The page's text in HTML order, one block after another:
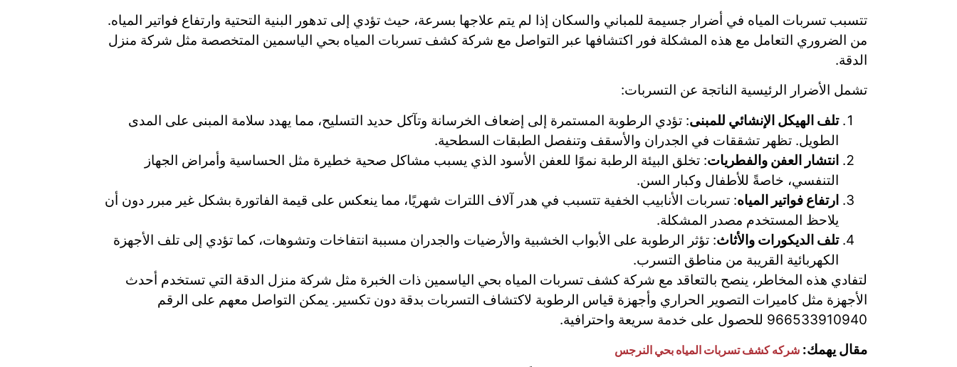
تتسبب تسربات المياه في أضرار جسيمة للمباني والسكان إذا لم يتم علاجها بسرعة، حيث تؤدي إلى تدهور البنية التحتية وارتفاع فواتير المياه.
من الضروري التعامل مع هذه المشكلة فور اكتشافها عبر التواصل مع شركة كشف تسربات المياه بحي الياسمين المتخصصة مثل شركة منزل
الدقة.
تشمل الأضرار الرئيسية الناتجة عن التسربات:
تلف الهيكل الإنشائي للمبنى: تؤدي الرطوبة المستمرة إلى إضعاف الخرسانة وتآكل حديد التسليح، مما يهدد سلامة المبنى على المدى
الطويل. تظهر تشققات في الجدران والأسقف وتنفصل الطبقات السطحية.
انتشار العفن والفطريات: تخلق البيئة الرطبة نموًا للعفن الأسود الذي يسبب مشاكل صحية خطيرة مثل الحساسية وأمراض الجهاز
التنفسي، خاصةً للأطفال وكبار السن.
ارتفاع فواتير المياه: تسربات الأنابيب الخفية تتسبب في هدر آلاف اللترات شهريًا، مما ينعكس على قيمة الفاتورة بشكل غير مبرر دون أن
يلاحظ المستخدم مصدر المشكلة.
تلف الديكورات والأثاث: تؤثر الرطوبة على الأبواب الخشبية والأرضيات والجدران مسببة انتفاخات وتشوهات، كما تؤدي إلى تلف الأجهزة
الكهربائية القريبة من مناطق التسرب.
لتفادي هذه المخاطر، ينصح بالتعاقد مع شركة كشف تسربات المياه بحي الياسمين ذات الخبرة مثل شركة منزل الدقة التي تستخدم أحدث
الأجهزة مثل كاميرات التصوير الحراري وأجهزة قياس الرطوبة لاكتشاف التسربات بدقة دون تكسير. يمكن التواصل معهم على الرقم
966533910940 للحصول على خدمة سريعة واحترافية.
مقال يهمك:شركه كشف تسربات المياه بحي النرجس